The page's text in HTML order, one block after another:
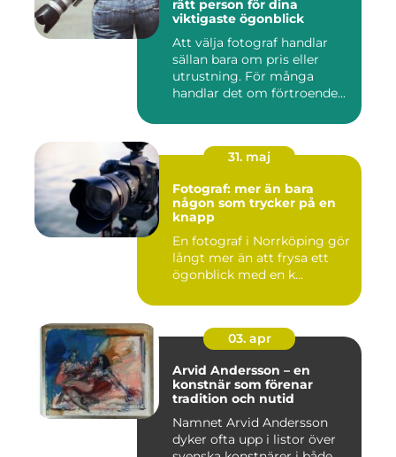
rätt person för dina
viktigaste ögonblick
Att välja fotograf handlar
sällan bara om pris eller
utrustning. För många
handlar det om förtroende...
31. maj
Fotograf: mer än bara
någon som trycker på en
knapp
En fotograf i Norrköping gör
långt mer än att frysa ett
ögonblick med en k...
03. apr
Arvid Andersson – en
konstnär som förenar
tradition och nutid
Namnet Arvid Andersson
dyker ofta upp i listor över